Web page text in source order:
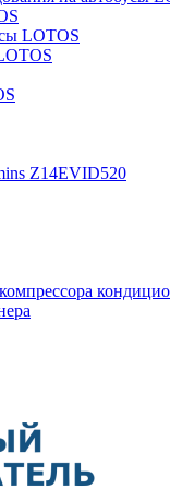
LOTOS
Z14EVID520